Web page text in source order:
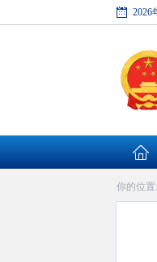
2026
你的位置: